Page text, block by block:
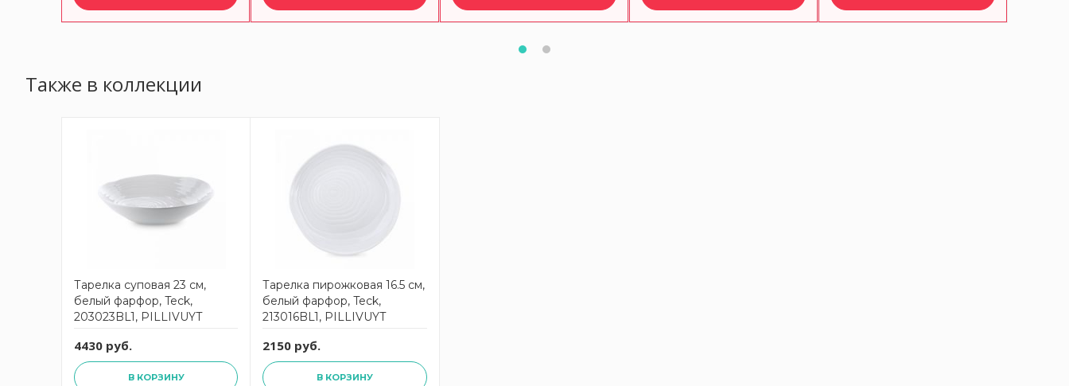
Также в коллекции
Тарелка суповая 23 см,
белый фарфор, Teck,
203023BL1, PILLIVUYT
4430 руб.
В КОРЗИНУ
Тарелка пирожковая 16.5 см,
белый фарфор, Teck,
213016BL1, PILLIVUYT
2150 руб.
В КОРЗИНУ